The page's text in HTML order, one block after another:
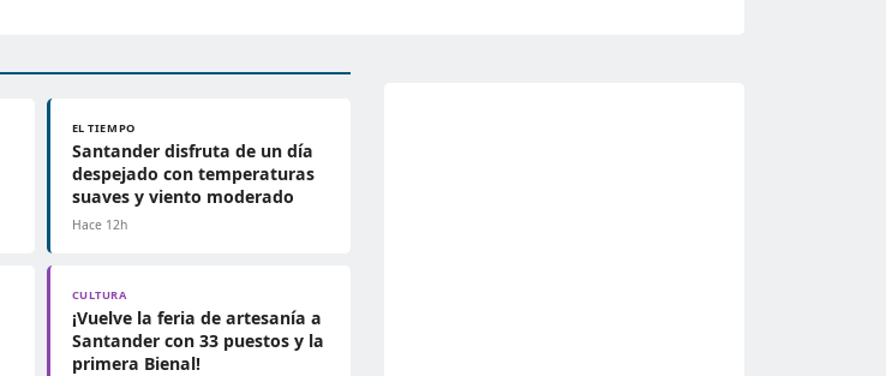
EL TIEMPO
Santander disfruta de un día
despejado con temperaturas
suaves y viento moderado
Hace 12h
CULTURA
¡Vuelve la feria de artesanía a
Santander con 33 puestos y la
primera Bienal!